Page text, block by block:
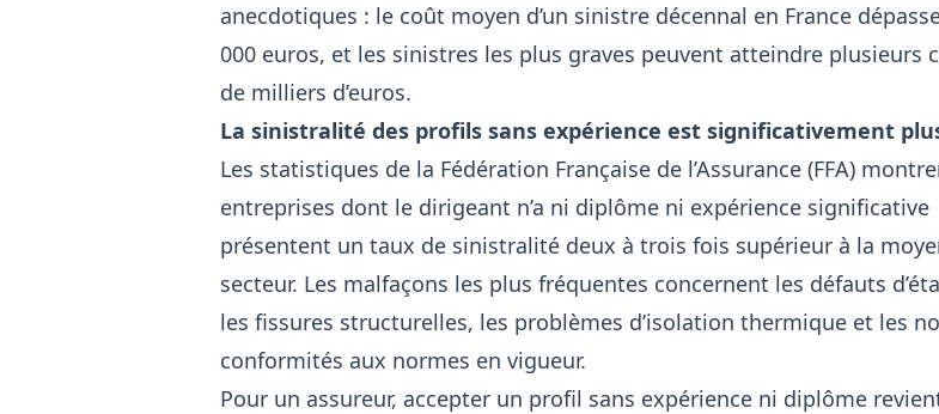
anecdotiques : le coût moyen d’un sinistre décennal en France
000 euros, et les sinistres les plus graves peuvent atteindre plusieurs
de milliers d’euros.
La sinistralité des profils sans expérience est significativement
Les statistiques de la Fédération Française de l’Assurance (FFA)
entreprises dont le dirigeant n’a ni diplôme ni expérience significative
présentent un taux de sinistralité deux à trois fois supérieur à la
secteur. Les malfaçons les plus fréquentes concernent les défauts
les fissures structurelles, les problèmes d’isolation thermique et les
conformités aux normes en vigueur.
Pour un assureur, accepter un profil sans expérience ni diplôme